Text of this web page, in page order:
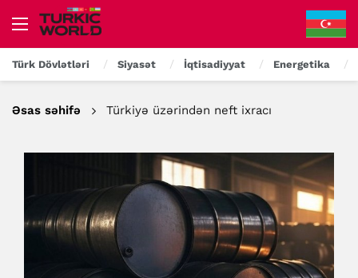
Türk Dövlətləri Siyasət İqtisadiyyat Energetika
Əsas səhifə Türkiyə üzərindən neft ixracı